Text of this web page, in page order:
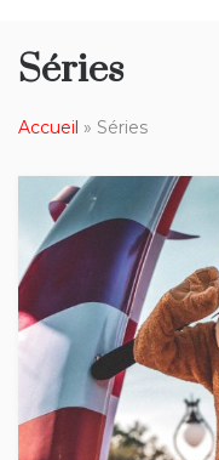
Séries
Accueil » Séries